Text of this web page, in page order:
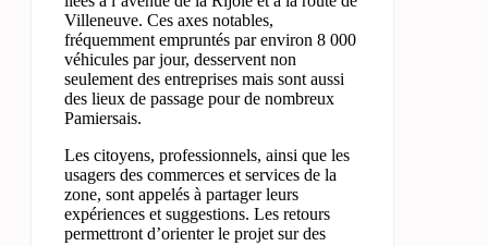
Villeneuve. Ces axes notables,
fréquemment empruntés par environ 8 000
véhicules par jour, desservent non
seulement des entreprises mais sont aussi
des lieux de passage pour de nombreux
Pamiersais.
Les citoyens, professionnels, ainsi que les
usagers des commerces et services de la
zone, sont appelés à partager leurs
expériences et suggestions. Les retours
permettront d’orienter le projet sur des